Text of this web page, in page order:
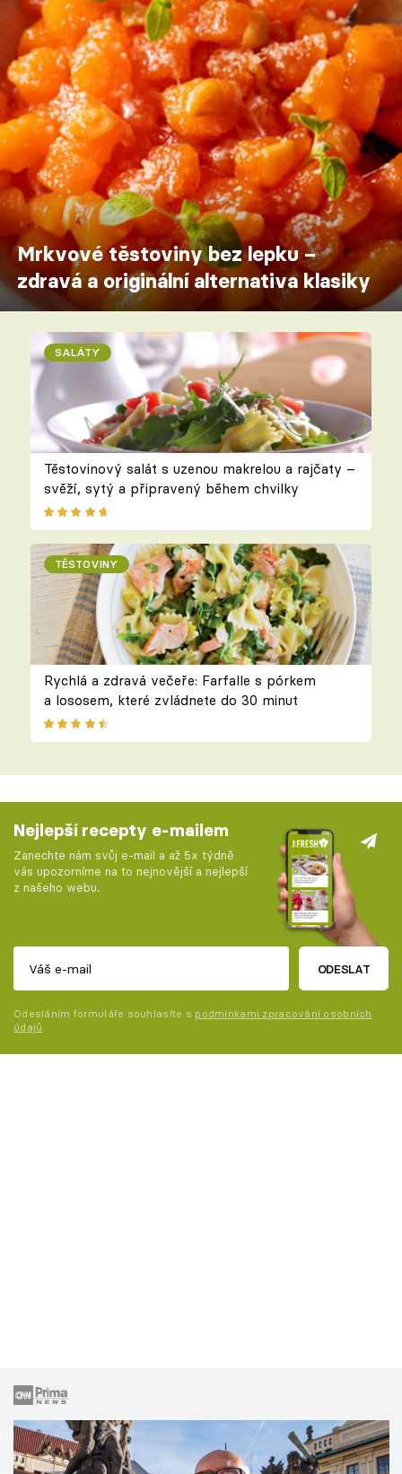
Mrkvové těstoviny bez lepku –
zdravá a originální alternativa klasiky
SALÁTY
Těstovinový salát s uzenou makrelou a rajčaty –
svěží, sytý a připravený během chvilky
TĚSTOVINY
Rychlá a zdravá večeře: Farfalle s pórkem
a lososem, které zvládnete do 30 minut
Nejlepší recepty e-mailem
Zanechte nám svůj e-mail a až 5x týdně
vás upozorníme na to nejnovější a nejlepší
z našeho webu.
ODESLAT
Odesláním formuláře souhlasíte s podmínkami zpracování osobních
údajů